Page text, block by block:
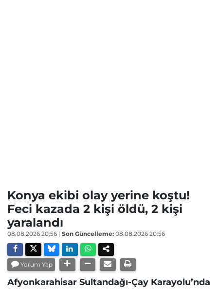
Konya ekibi olay yerine koştu!
Feci kazada 2 kişi öldü, 2 kişi
yaralandı
08.08.2026 20:56 | Son Güncelleme: 08.08.2026 20:56
Yorum Yap
Afyonkarahisar Sultandağı-Çay Karayolu’nda